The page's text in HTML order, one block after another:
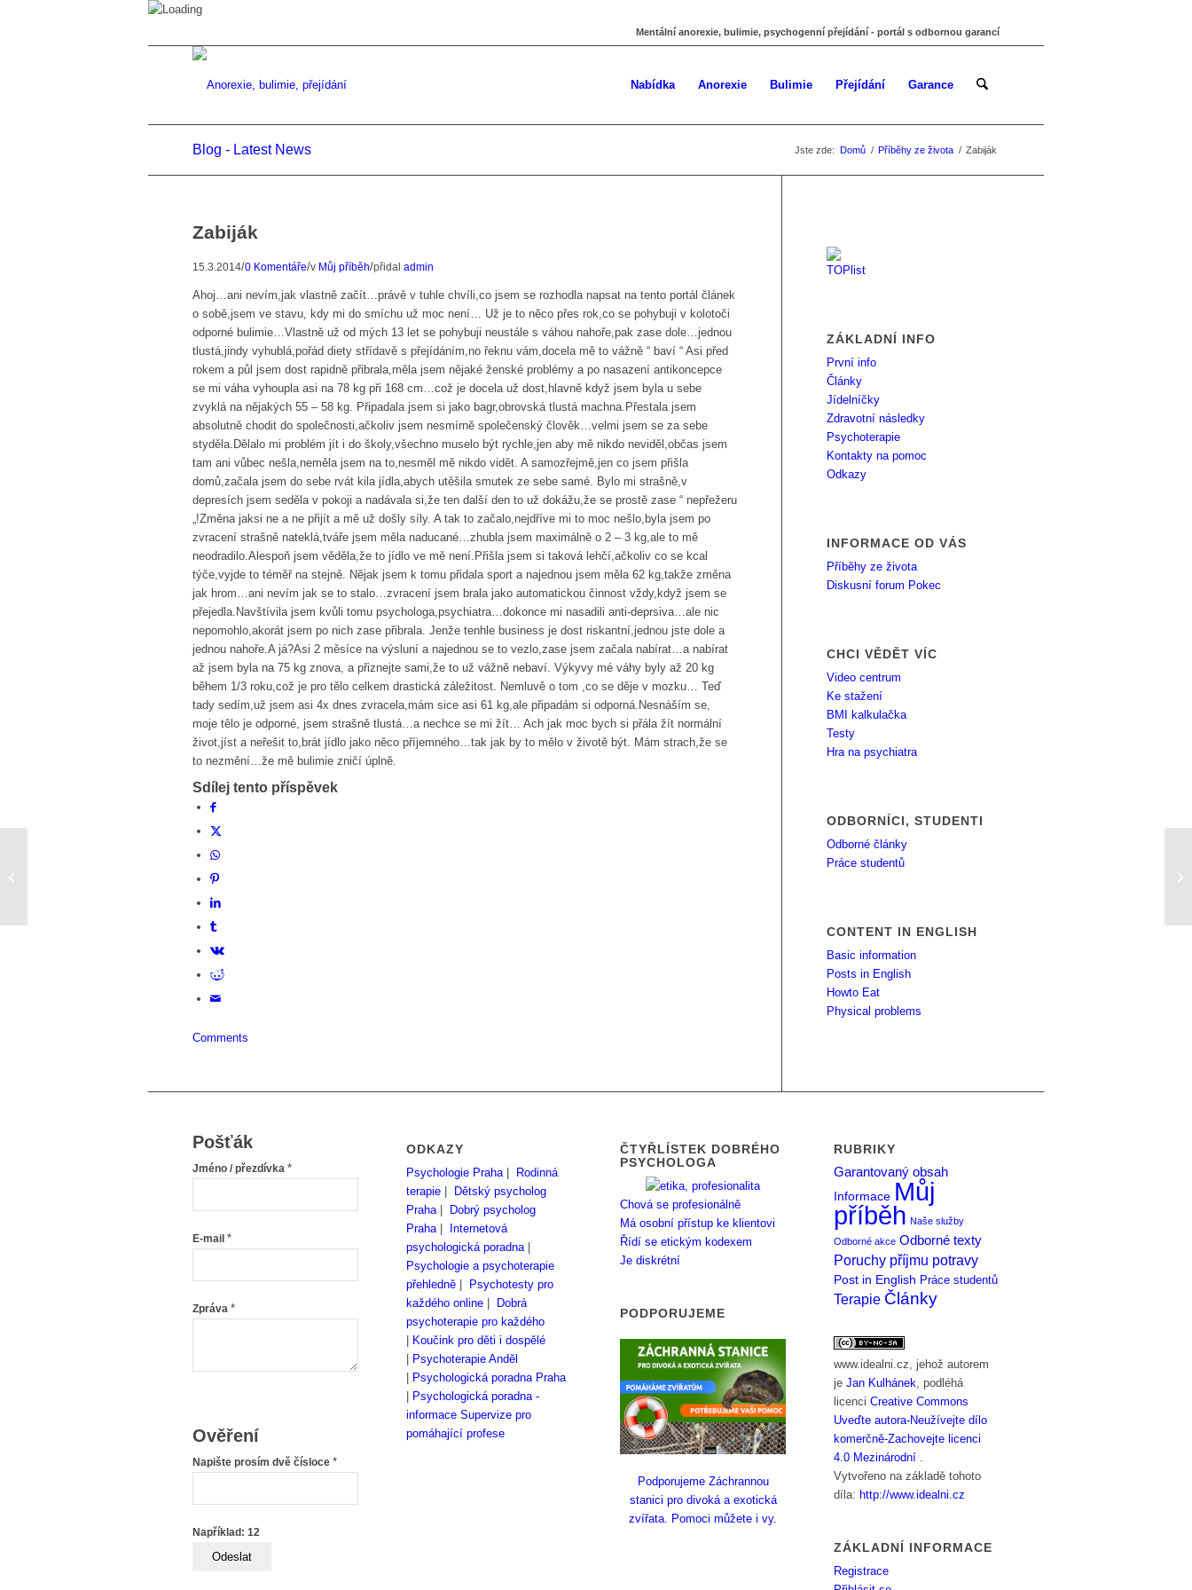
Mentální anorexie, bulimie, psychogenní přejídání - portál s odbornou garancí
Nabídka Anorexie Bulimie Přejídání Garance
Blog - Latest News Jste zde: Domů / Příběhy ze života / Zabiják
Zabiják
15.3.2014/0 Komentáře/v Můj příběh/přidal admin
Ahoj…ani nevím,jak vlastně začít…právě v tuhle chvíli,co jsem se rozhodla napsat na tento portál článek
o sobě,jsem ve stavu, kdy mi do smíchu už moc není… Už je to něco přes rok,co se pohybuji v kolotoči
odporné bulimie…Vlastně už od mých 13 let se pohybuji neustále s váhou nahoře,pak zase dole…jednou
tlustá,jindy vyhublá,pořád diety střídavě s přejídáním,no řeknu vám,docela mě to vážně “ baví “ Asi před
rokem a půl jsem dost rapidně přibrala,měla jsem nějaké ženské problémy a po nasazení antikoncepce
se mi váha vyhoupla asi na 78 kg při 168 cm…což je docela už dost,hlavně když jsem byla u sebe
zvyklá na nějakých 55 – 58 kg. Připadala jsem si jako bagr,obrovská tlustá machna.Přestala jsem
absolutně chodit do společnosti,ačkoliv jsem nesmírně společenský člověk…velmi jsem se za sebe
styděla.Dělalo mi problém jít i do školy,všechno muselo být rychle,jen aby mě nikdo neviděl,občas jsem
tam ani vůbec nešla,neměla jsem na to,nesměl mě nikdo vidět. A samozřejmě,jen co jsem přišla
domů,začala jsem do sebe rvát kila jídla,abych utěšila smutek ze sebe samé. Bylo mi strašně,v
depresích jsem seděla v pokoji a nadávala si,že ten další den to už dokážu,že se prostě zase “ nepřežeru
„!Změna jaksi ne a ne přijít a mě už došly síly. A tak to začalo,nejdříve mi to moc nešlo,byla jsem po
zvracení strašně nateklá,tváře jsem měla naducané…zhubla jsem maximálně o 2 – 3 kg,ale to mě
neodradilo.Alespoň jsem věděla,že to jídlo ve mě není.Přišla jsem si taková lehčí,ačkoliv co se kcal
týče,vyjde to téměř na stejně. Nějak jsem k tomu přidala sport a najednou jsem měla 62 kg,takže změna
jak hrom…ani nevím jak se to stalo…zvracení jsem brala jako automatickou činnost vždy,když jsem se
přejedla.Navštívila jsem kvůli tomu psychologa,psychiatra…dokonce mi nasadili anti-deprsiva…ale nic
nepomohlo,akorát jsem po nich zase přibrala. Jenže tenhle business je dost riskantní,jednou jste dole a
jednou nahoře.A já?Asi 2 měsíce na výsluní a najednou se to vezlo,zase jsem začala nabírat…a nabírat
až jsem byla na 75 kg znova, a přiznejte sami,že to už vážně nebaví. Výkyvy mé váhy byly až 20 kg
během 1/3 roku,což je pro tělo celkem drastická záležitost. Nemluvě o tom ,co se děje v mozku… Teď
tady sedím,už jsem asi 4x dnes zvracela,mám sice asi 61 kg,ale připadám si odporná.Nesnáším se,
moje tělo je odporné, jsem strašně tlustá…a nechce se mi žít… Ach jak moc bych si přála žít normální
život,jíst a neřešit to,brát jídlo jako něco příjemného…tak jak by to mělo v životě být. Mám strach,že se
to nezmění…že mě bulimie zničí úplně.
Sdílej tento příspěvek
Comments
ZÁKLADNÍ INFO
První info
Články
Jídelníčky
Zdravotní následky
Psychoterapie
Kontakty na pomoc
Odkazy
INFORMACE OD VÁS
Příběhy ze života
Diskusní forum Pokec
CHCI VĚDĚT VÍC
Video centrum
Ke stažení
BMI kalkulačka
Testy
Hra na psychiatra
ODBORNÍCI, STUDENTI
Odborné články
Práce studentů
CONTENT IN ENGLISH
Basic information
Posts in English
Howto Eat
Physical problems
Pošťák
Jméno / přezdívka *
E-mail *
Zpráva *
Ověření
Napište prosím dvě čísloce *
Například: 12
ODKAZY
Psychologie Praha|
Rodinná
terapie
Dětský psycholog
Praha|
Dobrý psycholog
Praha|
Internetová
psychologická poradna|
Psychologie a psychoterapie
přehledně
Psychotesty pro
každého online
Dobrá
psychoterapie pro každého
Koučink pro děti i dospělé
Psychoterapie Anděl
Psychologická poradna Praha
Psychologická poradna -
informace Supervize pro
pomáhající profese
ČTYŘLÍSTEK DOBRÉHO
PSYCHOLOGA
Chová se profesionálně
Má osobní přístup ke klientovi
Řídí se etickým kodexem
Je diskrétní
PODPORUJEME
Podporujeme Záchrannou
stanici pro divoká a exotická
zvířata. Pomoci můžete i vy.
RUBRIKY
Garantovaný obsah
Informace Můj
příběh Naše služby
Odborné akce Odborné texty
Poruchy příjmu potravy
Post in English Práce studentů
Terapie Články
www.idealni.cz, jehož autorem
jeJan Kulhánek, podléhá
licenciCreative Commons
Uveďte autora-Neužívejte dílo
komerčně-Zachovejte licenci
4.0 Mezinárodní .
Vytvořeno na základě tohoto
díla: http://www.idealni.cz
ZÁKLADNÍ INFORMACE
Registrace